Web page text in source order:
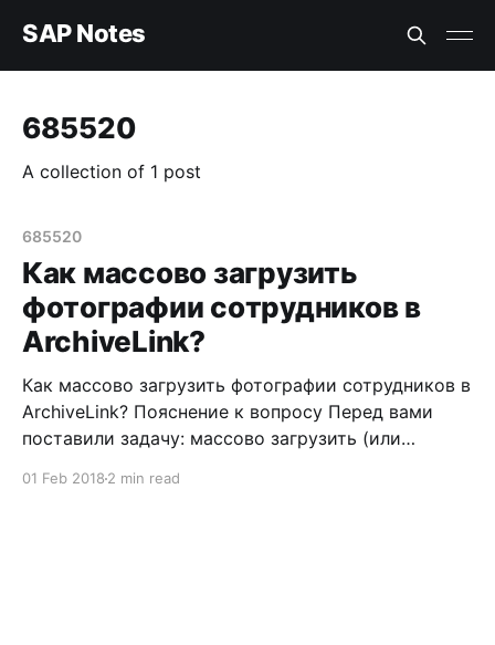
SAP Notes
685520
A collection of 1 post
685520
Как массово загрузить
фотографии сотрудников в
ArchiveLink?
Как массово загрузить фотографии сотрудников в
ArchiveLink? Пояснение к вопросу Перед вами
поставили задачу: массово загрузить (или
01 Feb 2018 2 min read